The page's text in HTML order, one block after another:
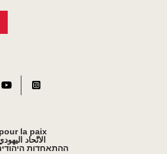
la paix
الاتّحاد
ההתאחדות